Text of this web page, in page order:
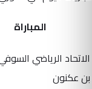
المباراة
بن عكنون